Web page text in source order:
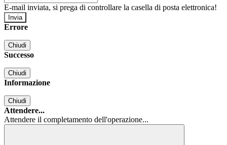
E-mail inviata, si prega di controllare la casella di posta elettronica!
Errore
Chiudi
Successo
Chiudi
Informazione
Chiudi
Attendere...
Attendere il completamento dell'operazione...